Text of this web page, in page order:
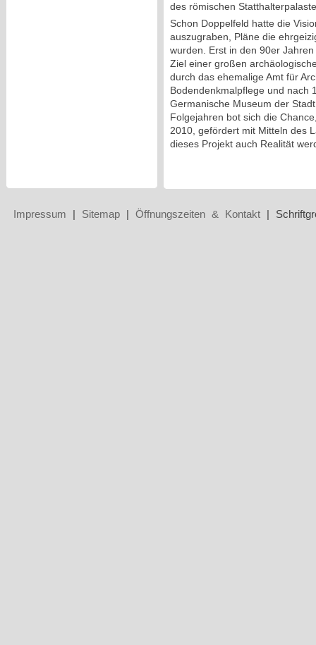
des römischen
Schon Doppelfeld hatte die
auszugraben, Pläne die
wurden. Erst in den 90er
Ziel einer großen
durch das ehemalige Amt für
Bodendenkmalpflege und nach
Germanische Museum der
Folgejahren bot sich die
2010, gefördert mit Mitteln des
dieses Projekt auch Realität
Impressum Sitemap |Öffnungszeiten & Kontakt |